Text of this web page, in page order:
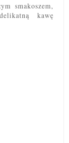
smakoszem,
kawę